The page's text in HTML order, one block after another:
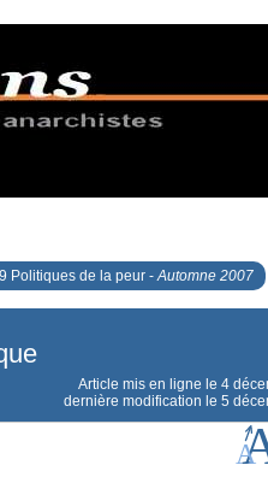
Politiques de la peur -Automne 2007
Article mis en ligne le 4
dernière modification le 5